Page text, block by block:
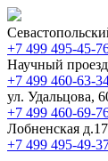
+7 499 495-45-
Научный проезд
+7 499 460-63-
ул. Удальцова,
+7 499 460-69-
Лобненская
+7 499 495-49-